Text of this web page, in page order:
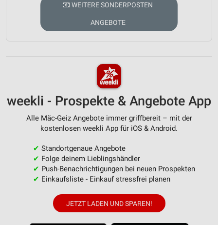
WEITERE SONDERPOSTEN
ANGEBOTE
weekli - Prospekte & Angebote App
Alle Mäc-Geiz Angebote immer griffbereit – mit der
kostenlosen weekli App für iOS & Android.
✔ Standortgenaue Angebote
✔ Folge deinem Lieblingshändler
✔ Push-Benachrichtigungen bei neuen Prospekten
✔ Einkaufsliste - Einkauf stressfrei planen
JETZT LADEN UND SPAREN!